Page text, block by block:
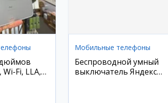
Wi-Fi, LLA,
Мобильные телефоны
Беспроводной умный
выключатель Яндекс